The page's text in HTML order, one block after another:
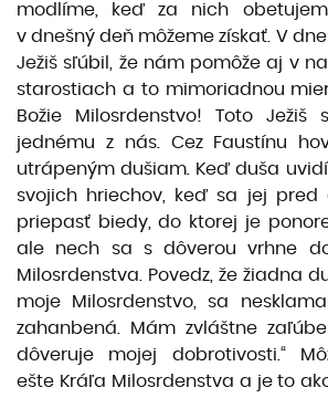
modlíme, keď za nich
v dnešný deň môžeme získať. V
Ježiš sľúbil, že nám pomôže aj v
starostiach a to mimoriadnou
Božie Milosrdenstvo! Toto Ježiš
jednému z nás. Cez Faustínu
utrápeným dušiam. Keď duša
svojich hriechov, keď sa jej pred
priepasť biedy, do ktorej je
ale nech sa s dôverou vrhne
Milosrdenstva. Povedz, že žiadna
moje Milosrdenstvo, sa
zahanbená. Mám zvláštne
dôveruje mojej dobrotivosti.“
ešte Kráľa Milosrdenstva a je to